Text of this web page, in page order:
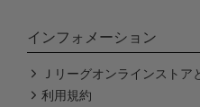
インフォメーション
Ｊリーグオンラインストア
利用規約